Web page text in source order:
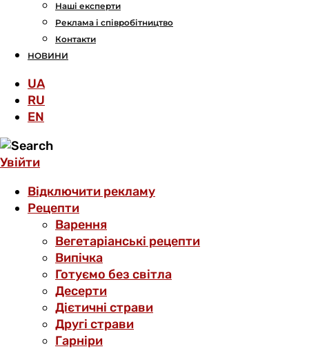
Наші експерти
Реклама і співробітництво
Контакти
НОВИНИ
UA
RU
EN
Увійти
Відключити рекламу
Рецепти
Варення
Вегетаріанські рецепти
Випічка
Готуємо без світла
Десерти
Дієтичні страви
Другі страви
Гарніри